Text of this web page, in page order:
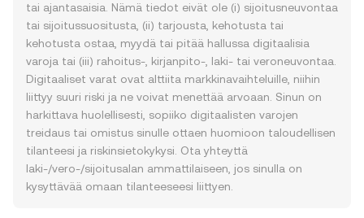
tai ajantasaisia. Nämä tiedot eivät ole (i) sijoitusneuvontaa
tai sijoitussuositusta, (ii) tarjousta, kehotusta tai
kehotusta ostaa, myydä tai pitää hallussa digitaalisia
varoja tai (iii) rahoitus-, kirjanpito-, laki- tai veroneuvontaa.
Digitaaliset varat ovat alttiita markkinavaihteluille, niihin
liittyy suuri riski ja ne voivat menettää arvoaan. Sinun on
harkittava huolellisesti, sopiiko digitaalisten varojen
treidaus tai omistus sinulle ottaen huomioon taloudellisen
tilanteesi ja riskinsietokykysi. Ota yhteyttä
laki-/vero-/sijoitusalan ammattilaiseen, jos sinulla on
kysyttävää omaan tilanteeseesi liittyen.